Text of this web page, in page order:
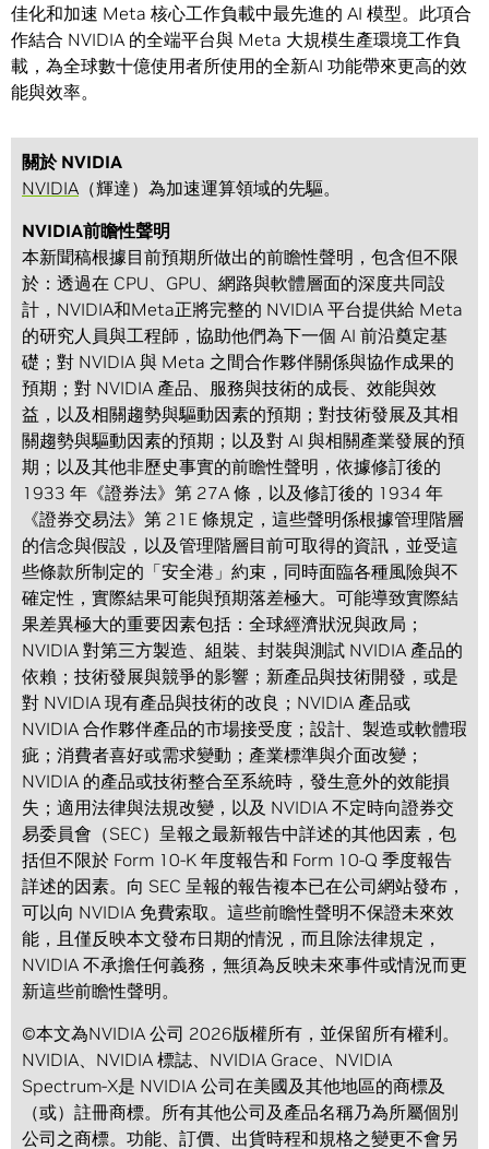
佳化和加速 Meta 核心工作負載中最先進的 AI 模型。此項合
作結合 NVIDIA 的全端平台與 Meta 大規模生產環境工作負
載，為全球數十億使用者所使用的全新AI 功能帶來更高的效
能與效率。
關於 NVIDIA
NVIDIA （輝達）為加速運算領域的先驅。
NVIDIA前瞻性聲明
本新聞稿根據目前預期所做出的前瞻性聲明，包含但不限
於：透過在 CPU、GPU、網路與軟體層面的深度共同設
計，NVIDIA和Meta正將完整的 NVIDIA 平台提供給 Meta
的研究人員與工程師，協助他們為下一個 AI 前沿奠定基
礎；對 NVIDIA 與 Meta 之間合作夥伴關係與協作成果的
預期；對 NVIDIA 產品、服務與技術的成長、效能與效
益，以及相關趨勢與驅動因素的預期；對技術發展及其相
關趨勢與驅動因素的預期；以及對 AI 與相關產業發展的預
期；以及其他非歷史事實的前瞻性聲明，依據修訂後的
1933 年《證券法》第 27A 條，以及修訂後的 1934 年
《證券交易法》第 21E 條規定，這些聲明係根據管理階層
的信念與假設，以及管理階層目前可取得的資訊，並受這
些條款所制定的「安全港」約束，同時面臨各種風險與不
確定性，實際結果可能與預期落差極大。可能導致實際結
果差異極大的重要因素包括：全球經濟狀況與政局；
NVIDIA 對第三方製造、組裝、封裝與測試 NVIDIA 產品的
依賴；技術發展與競爭的影響；新產品與技術開發，或是
對 NVIDIA 現有產品與技術的改良；NVIDIA 產品或
NVIDIA 合作夥伴產品的市場接受度；設計、製造或軟體瑕
疵；消費者喜好或需求變動；產業標準與介面改變；
NVIDIA 的產品或技術整合至系統時，發生意外的效能損
失；適用法律與法規改變，以及 NVIDIA 不定時向證券交
易委員會（SEC）呈報之最新報告中詳述的其他因素，包
括但不限於 Form 10-K 年度報告和 Form 10-Q 季度報告
詳述的因素。向 SEC 呈報的報告複本已在公司網站發布，
可以向 NVIDIA 免費索取。這些前瞻性聲明不保證未來效
能，且僅反映本文發布日期的情況，而且除法律規定，
NVIDIA 不承擔任何義務，無須為反映未來事件或情況而更
新這些前瞻性聲明。
©本文為NVIDIA 公司 2026版權所有，並保留所有權利。
NVIDIA、NVIDIA 標誌、NVIDIA Grace、NVIDIA
Spectrum-X是 NVIDIA 公司在美國及其他地區的商標及
（或）註冊商標。所有其他公司及產品名稱乃為所屬個別
公司之商標。功能、訂價、出貨時程和規格之變更不會另